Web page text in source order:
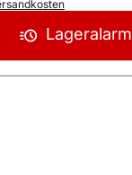
Lageralarm